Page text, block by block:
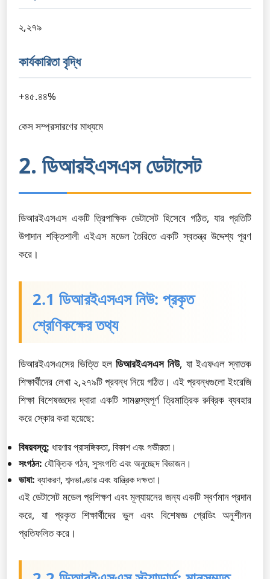
২,২৭৯
কার্যকারিতা বৃদ্ধি
+৪৫.৪৪%
কেস সম্প্রসারণের মাধ্যমে
2. ডিআরইএসএস ডেটাসেট
ডিআরইএসএস একটি ত্রিপাক্ষিক ডেটাসেট হিসেবে গঠিত, যার প্রতিটি
উপাদান শক্তিশালী এইএস মডেল তৈরিতে একটি স্বতন্ত্র উদ্দেশ্য পূরণ
করে।
2.1 ডিআরইএসএস নিউ: প্রকৃত
শ্রেণিকক্ষের তথ্য
ডিআরইএসএসের ভিত্তি হল ডিআরইএসএস নিউ, যা ইএফএল স্নাতক
শিক্ষার্থীদের লেখা ২,২৭৯টি প্রবন্ধ নিয়ে গঠিত। এই প্রবন্ধগুলো ইংরেজি
শিক্ষা বিশেষজ্ঞদের দ্বারা একটি সামঞ্জস্যপূর্ণ ত্রিমাত্রিক রুব্রিক ব্যবহার
করে স্কোর করা হয়েছে:
বিষয়বস্তু: ধারণার প্রাসঙ্গিকতা, বিকাশ এবং গভীরতা।
সংগঠন: যৌক্তিক গঠন, সুসংগতি এবং অনুচ্ছেদ বিভাজন।
ভাষা:ব্যাকরণ, শব্দভাণ্ডার এবং যান্ত্রিক দক্ষতা।
এই ডেটাসেট মডেল প্রশিক্ষণ এবং মূল্যায়নের জন্য একটি স্বর্ণমান প্রদান
করে, যা প্রকৃত শিক্ষার্থীদের ভুল এবং বিশেষজ্ঞ গ্রেডিং অনুশীলন
প্রতিফলিত করে।